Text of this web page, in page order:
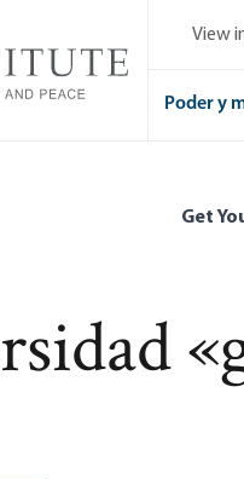
View
Poder y
Get